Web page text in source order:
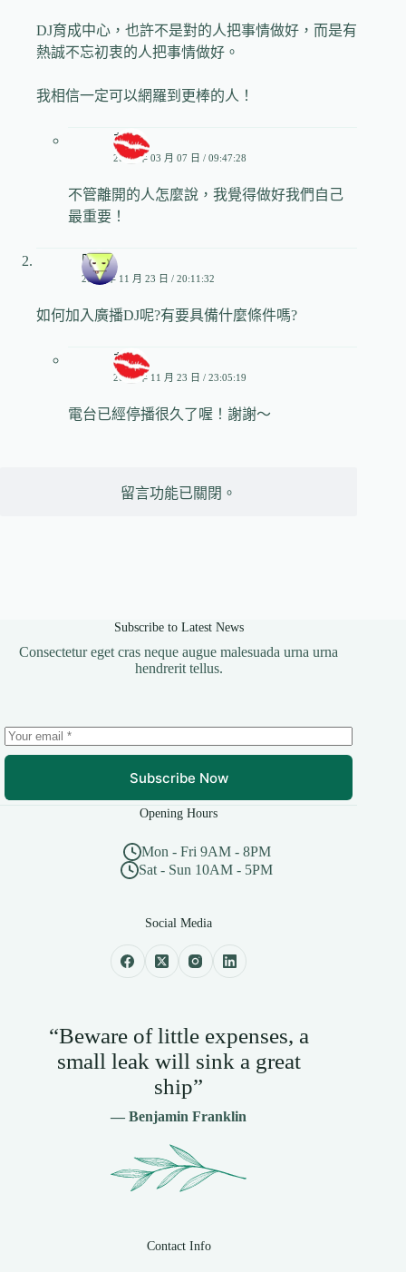
DJ育成中心，也許不是對的人把事情做好，而是有
熱誠不忘初衷的人把事情做好。
我相信一定可以網羅到更棒的人！
艾姬
2012 年 03 月 07 日 / 09:47:28
不管離開的人怎麼說，我覺得做好我們自己
最重要！
阿夜
2015 年 11 月 23 日 / 20:11:32
如何加入廣播DJ呢?有要具備什麼條件嗎?
艾姬
2015 年 11 月 23 日 / 23:05:19
電台已經停播很久了喔！謝謝～
留言功能已關閉。
Subscribe to Latest News
Consectetur eget cras neque augue malesuada urna urna
hendrerit tellus.
Subscribe Now
Opening Hours
Mon - Fri 9AM - 8PM
Sat - Sun 10AM - 5PM
Social Media
“Beware of little expenses, a
small leak will sink a great
ship”
— Benjamin Franklin
Contact Info